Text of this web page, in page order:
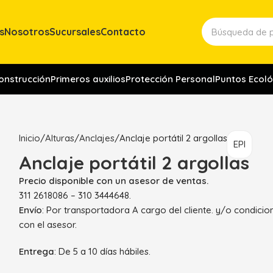
NosotrosSucursalesContacto
Primeros auxiliosProtección PersonalPuntos
Inicio Alturas Anclajes Anclaje portátil 2 argollas
EPI
Anclaje portátil 2 argollas
Precio disponible con un asesor de ventas.
311 2618086 – 310 3444648.
Envío: Por transportadora A cargo del cliente. y/o
con el asesor.
Entrega: De 5 a 10 días hábiles.